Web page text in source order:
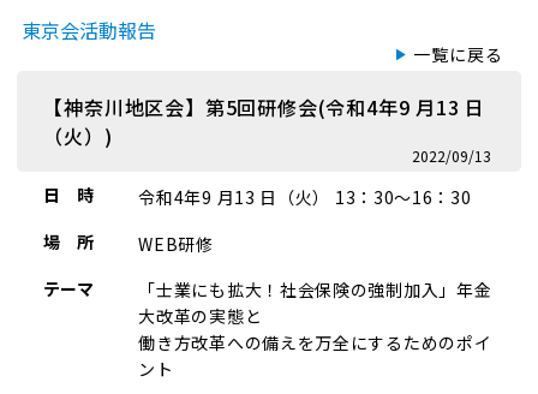
東京会活動報告
一覧に戻る
【神奈川地区会】第5回研修会(令和4年9 月13 日
（火）)
2022/09/13
日 時
令和4年9 月13 日（火） 13：30～16：30
場 所
WEB研修
テーマ
「士業にも拡大！社会保険の強制加入」年金
大改革の実態と
働き方改革への備えを万全にするためのポイ
ント